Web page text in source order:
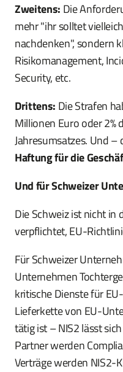
Zweitens: Die
mehr "ihr solltet
nachdenken", sondern
Risikomanagement,
Security, etc.
Drittens: Die Strafen
Millionen Euro oder 2%
Jahresumsatzes. Und –
Haftung für die
Und für Schweizer
Die Schweiz ist nicht in
verpflichtet, EU-
Für Schweizer
Unternehmen
kritische Dienste für
Lieferkette von EU-
tätig ist – NIS2 lässt
Partner werden
Verträge werden NIS2-